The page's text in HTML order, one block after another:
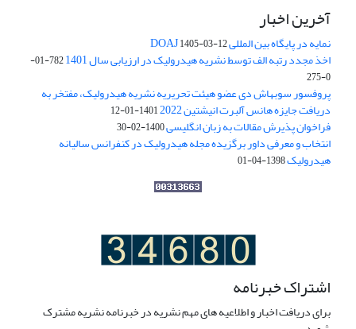
آخرین اخبار
نمایه در پایگاه بین المللی DOAJ1405-03-12
اخذ مجدد رتبه الف توسط نشریه هیدرولیک در ارزیابی سال 1401
782-01-
0-275
پروفسور سوبهاش دی عضو هیئت تحریریه نشریه هیدرولیک، مفتخر به
دریافت جایزه هانس آلبرت انیشتین 2022 1401-01-12
فراخوان پذیرش مقالات به زبان انگلیسی1400-02-30
انتخاب و معرفی داور برگزیده مجله هیدرولیک در کنفرانس سالیانه
هیدرولیک1398-04-01
اشتراک خبرنامه
برای دریافت اخبار و اطلاعیه های مهم نشریه در خبرنامه نشریه مشترک